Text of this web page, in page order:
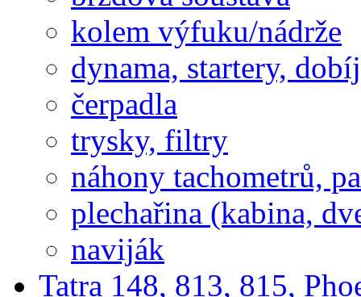
kolem výfuku/nádrže
dynama, startery,
čerpadla
trysky, filtry
náhony tachometrů,
plechařina (kabina,
naviják
Tatra 148, 813, 815,